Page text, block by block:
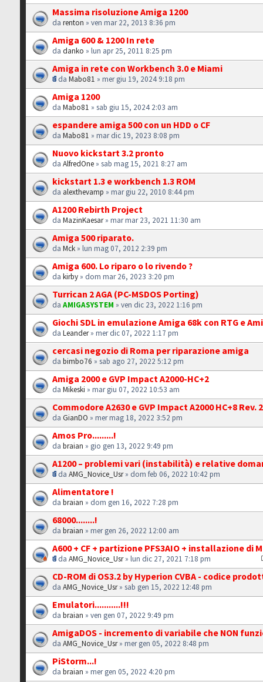
Massima risoluzione Amiga 1200
darenton » ven mar 22, 2013 8:36 pm
Amiga 600 & 1200 In rete
dadanko » lun apr 25, 2011 8:25 pm
Amiga in rete con Workbench 3.0 e Miami
daMabo81 » mer giu 19, 2024 9:18 pm
Amiga 1200
daMabo81 » sab giu 15, 2024 2:03 am
espandere amiga 500 con un HDD o CF
daMabo81 » mar dic 19, 2023 8:08 pm
Nuovo kickstart 3.2 pronto
daAlfredOne » sab mag 15, 2021 8:27 am
kickstart 1.3 e workbench 1.3 ROM
da alexthevamp » mar giu 22, 2010 8:44 pm
A1200 Rebirth Project
daMazinKaesar» mar mar 23, 2021 11:30 am
Amiga 500 riparato.
daMck » lun mag 07, 2012 2:39 pm
Amiga 600. Lo riparo o lo rivendo ?
dakirby » dom mar 26, 2023 3:20 pm
Turrican 2 AGA (PC-MSDOS Porting)
daAMIGASYSTEM » ven dic 23, 2022 1:16 pm
Giochi SDL in emulazione Amiga 68k con RTG e
daLeander» mer dic 07, 2022 1:17 pm
cercasi negozio di Roma per riparazione amiga
dabimbo76 » sab ago 27, 2022 5:12 pm
Amiga 2000 e GVP Impact A2000-HC+2
daMikeski » mar giu 07, 2022 10:53 am
Commodore A2630 e GVP Impact A2000 HC+8 Rev. 2
daGianDO » mer mag 18, 2022 3:52 pm
Amos Pro.........!
dabraian » gio gen 13, 2022 9:49 pm
A1200 – problemi vari (instabilità) e relative
daAMG_Novice_Usr» dom feb 06, 2022 10:42 pm
Alimentatore !
dabraian » dom gen 16, 2022 7:28 pm
68000........!
dabraian » mer gen 26, 2022 12:00 am
A600 + CF + partizione PFS3AIO + installazione di
daAMG_Novice_Usr» lun dic 27, 2021 7:18 pm
CD-ROM di OS3.2 by Hyperion CVBA - codice
daAMG_Novice_Usr» sab gen 15, 2022 12:48 pm
Emulatori...........!!!
dabraian » ven gen 07, 2022 9:49 pm
AmigaDOS - incremento di variabile che NON
daAMG_Novice_Usr» mer gen 05, 2022 8:48 pm
PiStorm...!
dabraian » mer gen 05, 2022 4:20 pm